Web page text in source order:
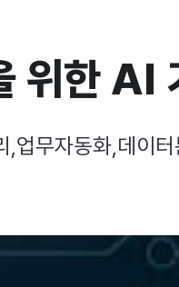
위한 AI
업무자동화,데이